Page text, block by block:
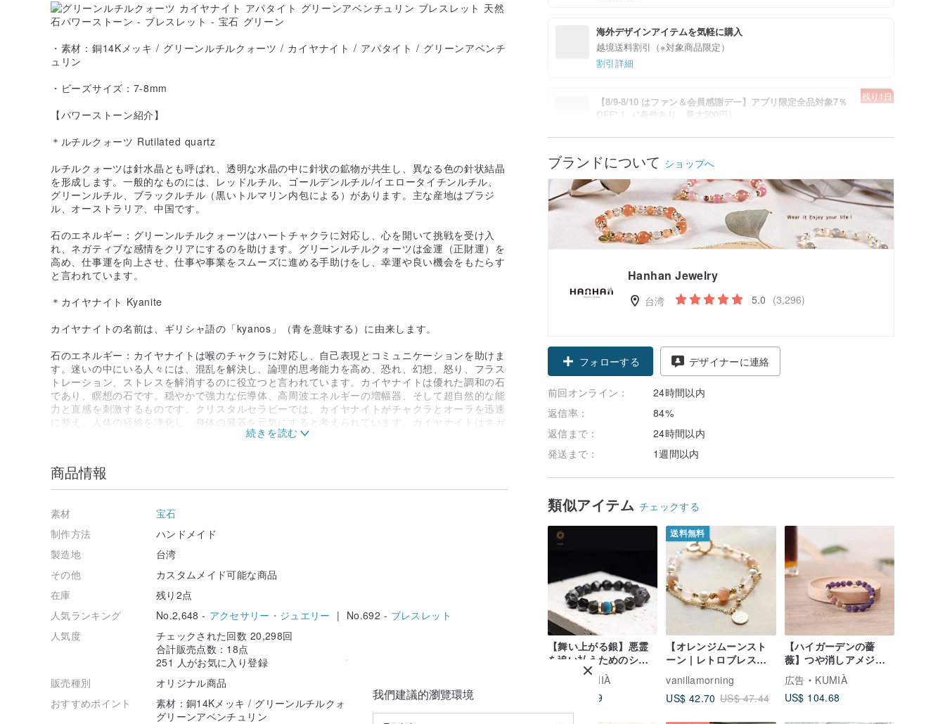
海外デザインアイテムを気軽に購入
越境送料割引（※対象商品限定）
割引詳細
【8/9-8/10 はファン＆会員感謝デー】アプリ限定全品対象7％
OFF*！（*条件あり、最大500円）
残り1日
ブランドについて ショップへ
Hanhan Jewelry
台湾 5.0 (3,296)
フォローする デザイナーに連絡
前回オンライン：
24時間以内
返信率：
84%
返信まで：
24時間以内
発送まで：
1週間以内
類似アイテム チェックする
【舞い上がる銀】悪霊
を追い払うためのシル
バー黒曜石ホーンビー
ズブレスレット
KUMIÀ
US$ 100.89
送料無料
【オレンジムーンスト
ーン | レトロブレスレ
ット】バランス | イン
スピレーション | 恋愛 |
魅力アップ | 自信
vanillamorning
US$ 42.70 US$ 47.44
【ハイガーデンの薔
薇】つや消しアメジス
ト・ピカソ ジャスパ
ー・腕飾。知恵・イン
スピレーション・楽観
広告
KUMIÀ
US$ 104.68
・素材：銅14Kメッキ / グリーンルチルクォーツ / カイヤナイト / アパタイト / グリーンアベンチ
ュリン
・ビーズサイズ：7-8mm
【パワーストーン紹介】
＊ルチルクォーツ Rutilated quartz
ルチルクォーツは針水晶とも呼ばれ、透明な水晶の中に針状の鉱物が共生し、異なる色の針状結晶
を形成します。一般的なものには、レッドルチル、ゴールデンルチル/イエロータイチンルチル、
グリーンルチル、ブラックルチル（黒いトルマリン内包による）があります。主な産地はブラジ
ル、オーストラリア、中国です。
石のエネルギー：グリーンルチルクォーツはハートチャクラに対応し、心を開いて挑戦を受け入
れ、ネガティブな感情をクリアにするのを助けます。グリーンルチルクォーツは金運（正財運）を
高め、仕事運を向上させ、仕事や事業をスムーズに進める手助けをし、幸運や良い機会をもたらす
と言われています。
＊カイヤナイト Kyanite
カイヤナイトの名前は、ギリシャ語の「kyanos」（青を意味する）に由来します。
石のエネルギー：カイヤナイトは喉のチャクラに対応し、自己表現とコミュニケーションを助けま
す。迷いの中にいる人々には、混乱を解決し、論理的思考能力を高め、恐れ、幻想、怒り、フラス
トレーション、ストレスを解消するのに役立つと言われています。カイヤナイトは優れた調和の石
であり、瞑想の石です。穏やかで強力な伝導体、高周波エネルギーの増幅器、そして超自然的な能
力と直感を刺激するものです。クリスタルセラピーでは、カイヤナイトがチャクラとオーラを迅速
に整え、人体の経絡を浄化し、身体の臓器を元気にすると考えられています。カイヤナイトはネガ
ティブなエネルギーを保持しないため、浄化の必要がなく、使いやすいのが特徴です。多くの人
＊アパタイト Apatite
石と間違われることが多かったため、この名前が付けられました。古くから各国の人々に信頼、自
信、調和の象徴として扱われ、既存の概念や常識に囚われず、自己主張を十分に発揮できる宝石だ
と考えられてきました。
石のエネルギー：アパタイトは喉のチャクラに対応し、同時に各チャクラのエネルギーを安定させ
ます。磁気エネルギーの拡張を助け、私たちに安全と安定感を与え、弱くなったエネルギーを補充
するだけでなく、あらゆる障害に臆することなく夢を追う勇気を与え、心の中の矛盾を解消する手
助けをすると言われています。
商品情報
素材
宝石
制作方法
ハンドメイド
製造地
台湾
その他
カスタムメイド可能な商品
在庫
残り2点
人気ランキング
No.2,648 - アクセサリー・ジュエリー | No.692 - ブレスレット
人気度
チェックされた回数 20,298回
合計販売点数：18点
251 人がお気に入り登録
販売種別
オリジナル商品
おすすめポイント
素材：銅14Kメッキ / グリーンルチルクォーツ / カイヤナイト / アパタイト /
グリーンアベンチュリン
我們建議的瀏覽環境